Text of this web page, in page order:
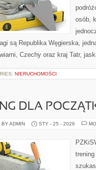
osób,
są Republika Węgierska,
Czechy oraz kraj Tatr,
NIERUCHOMOŚCI
DLA
ADMIN STY - 25 - 2026